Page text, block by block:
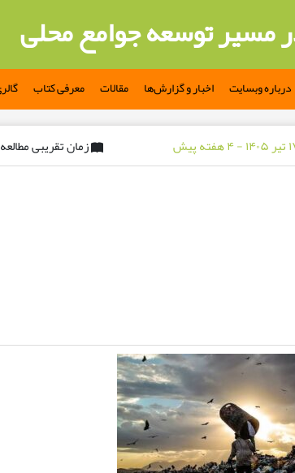
مسیر توسعه جوامع محلی
درباره وبسایت اخبار و گزارش‌ها مقالات معرفی کتاب
هفته پیش زمان تقریبی مطالعه: ۰